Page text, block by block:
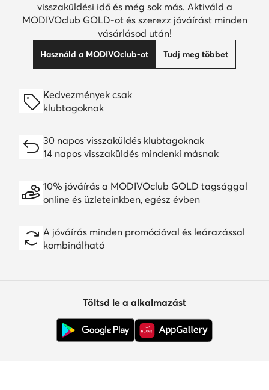
visszaküldési idő és még sok más. Aktiváld a
MODIVOclub GOLD-ot és szerezz jóváírást minden
vásárlásod után!
Használd a MODIVOclub-ot Tudj meg többet
Kedvezmények csak
klubtagoknak
30 napos visszaküldés klubtagoknak
14 napos visszaküldés mindenki másnak
10% jóváírás a MODIVOclub GOLD tagsággal
online és üzleteinkben, egész évben
A jóváírás minden promócióval és leárazással
kombinálható
Töltsd le a alkalmazást